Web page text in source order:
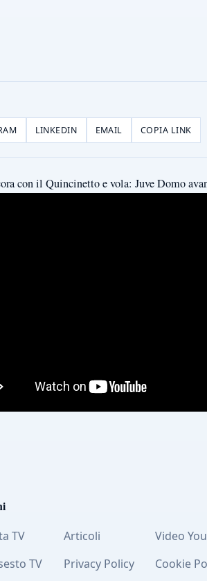
LINKEDIN EMAIL COPIA LINK
con il Quincinetto e vola: Juve Domo
TV Articoli
Video
TV
Privacy Policy Cookie